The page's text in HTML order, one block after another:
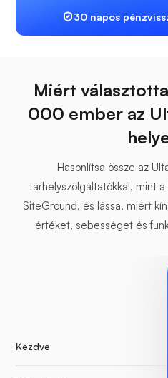
30 napos
Miért
000 ember az
Hasonlítsa össze az
tárhelyszolgáltatókkal, mint
SiteGround, és lássa, miért
értéket, sebességet és
Kezdve